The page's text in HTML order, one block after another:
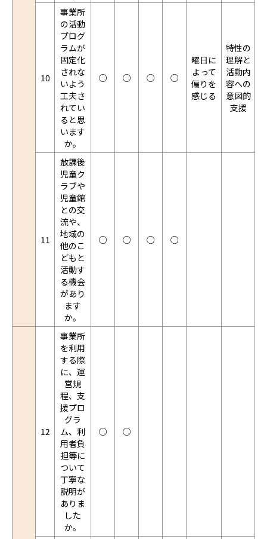
10
事業所
の活動
プログ
ラムが
固定化
されな
いよう
工夫さ
れてい
ると思
います
か。
○ ○ ○ ○
曜日に
よって
偏りを
感じる
特性の
理解と
活動内
容への
意図的
支援
11
放課後
児童ク
ラブや
児童館
との交
流や、
地域の
他のこ
どもと
活動す
る機会
があり
ます
か。
○ ○ ○ ○
12
事業所
を利用
する際
に、運
営規
程、支
援プロ
グラ
ム、利
用者負
担等に
ついて
丁寧な
説明が
ありま
した
か。
○ ○